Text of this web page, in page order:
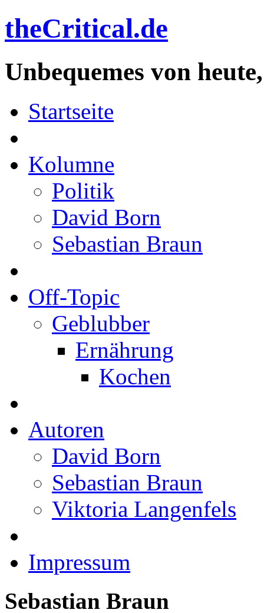
theCritical.de
Unbequemes von
Startseite
Kolumne
Politik
David Born
Sebastian Braun
Off-Topic
Geblubber
Ernährung
Kochen
Autoren
David Born
Sebastian Braun
Viktoria Langenfels
Impressum
Sebastian Braun